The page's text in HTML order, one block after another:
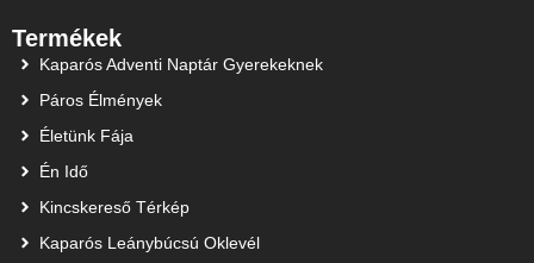
Termékek
Kaparós Adventi Naptár Gyerekeknek
Páros Élmények
Életünk Fája
Én Idő
Kincskereső Térkép
Kaparós Leánybúcsú Oklevél